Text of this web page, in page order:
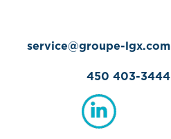
service@groupe-lgx.com
450 403-3444